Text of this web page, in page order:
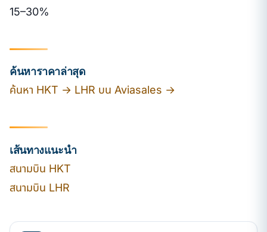
15–30%
ค้นหาราคาล่าสุด
ค้นหา HKT → LHR บน Aviasales →
เส้นทางแนะนำ
สนามบิน HKT
สนามบิน LHR